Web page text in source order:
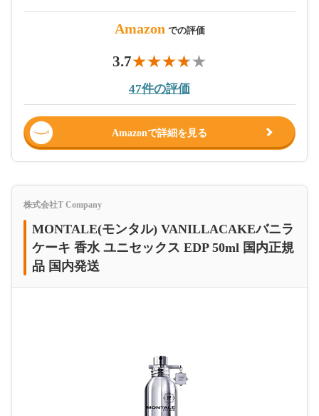
Amazon での評価
3.7
47件の評価
Amazonで詳細を見る
株式会社T Company
MONTALE(モンタル) VANILLACAKEバニラ
ケーキ 香水 ユニセックス EDP 50ml 国内正規
品 国内発送